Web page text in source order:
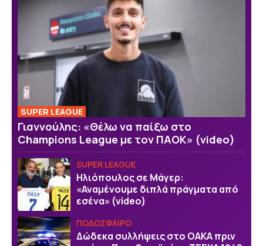
SUPER LEAGUE
Γιαννούλης: «Θέλω να παίξω στο
Champions League με τον ΠΑΟΚ» (video)
SUPER LEAGUE
Ηλιόπουλος σε Μάγερ:
«Αναμένουμε διπλά πράγματα από
εσένα» (video)
ΠΟΔΟΣΦΑΙΡΟ
Δώδεκα συλλήψεις στο ΟΑΚΑ πριν